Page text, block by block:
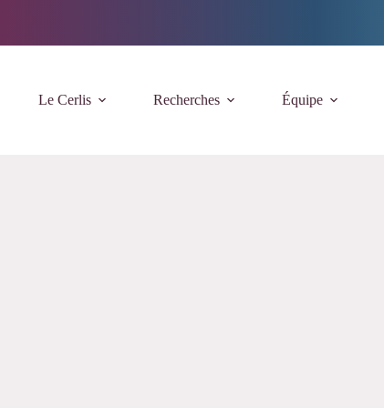
Le Cerlis Recherches Équipe